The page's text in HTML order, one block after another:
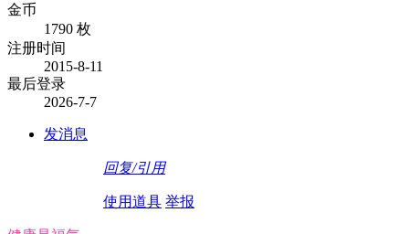
金币
1790 枚
注册时间
2015-8-11
最后登录
2026-7-7
发消息
回复/引用
使用道具 举报